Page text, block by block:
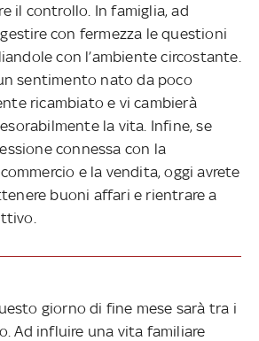
il controllo. In famiglia, ad
con fermezza le questioni
con l’ambiente circostante.
sentimento nato da poco
ricambiato e vi cambierà
la vita. Infine, se
connessa con la
e la vendita, oggi avrete
buoni affari e rientrare a
giorno di fine mese sarà tra i
Ad influire una vita familiare